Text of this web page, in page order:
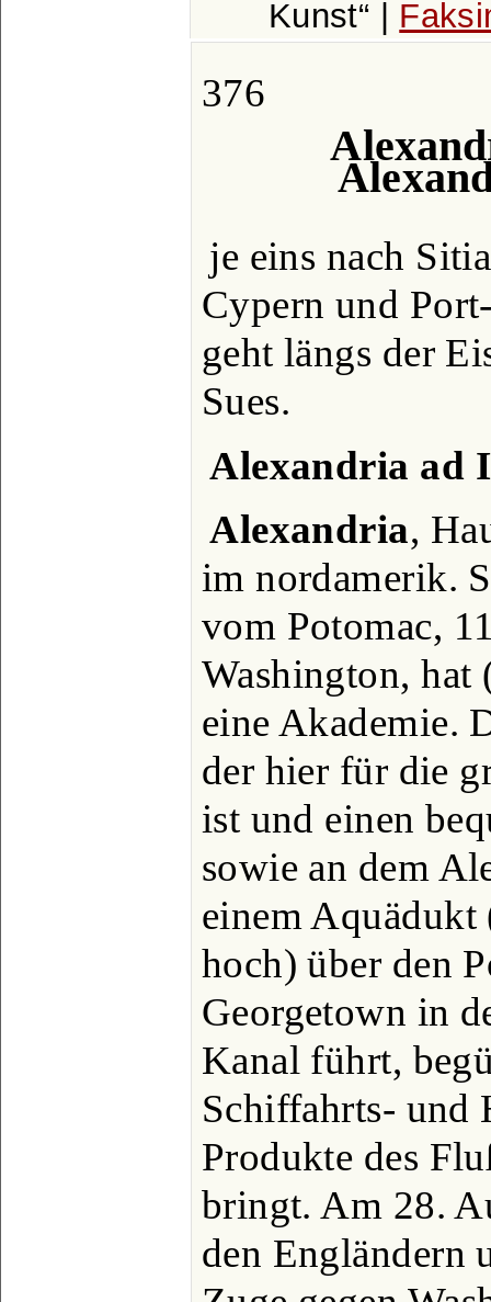
Kunst
376
je eins nach
Cypern und
geht längs der
Sues.
Alexandria ad
Alexandria,
im nordamerik.
vom Potomac,
Washington, hat
eine Akademie.
der hier für die
ist und einen
sowie an dem
einem
hoch) über den
Georgetown in
Kanal führt,
Schiffahrts- und
Produkte des
bringt. Am 28.
den Engländern